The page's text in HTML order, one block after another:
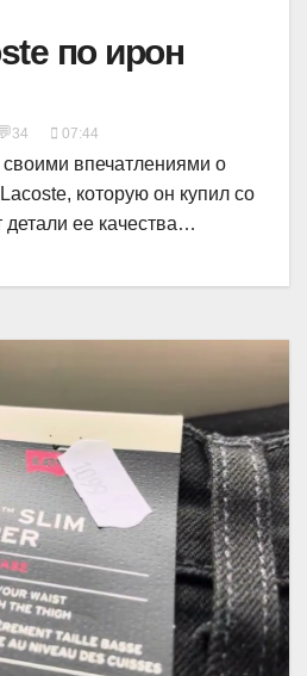
по ирон
34 07:44
своими впечатлениями о
которую он купил со
детали ее качества…